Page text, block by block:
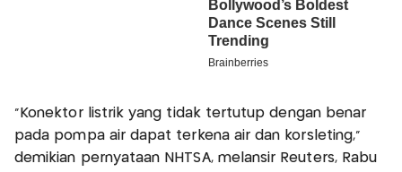
"Konektor listrik yang tidak tertutup dengan benar
pada pompa air dapat terkena air dan korsleting,"
demikian pernyataan NHTSA, melansir Reuters, Rabu